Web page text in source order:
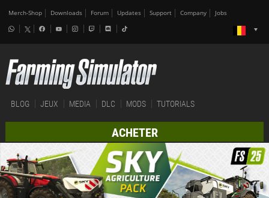
Merch-Shop Downloads Forum Updates Support Company Jobs
BLOG JEUX MEDIA DLC MODS TUTORIALS
ACHETER